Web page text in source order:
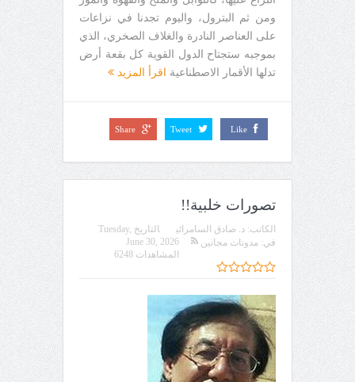
ومن ثم البترول، واليوم تجدنا في نزاعات
على العناصر النادرة والغلاف الصخري، الذي
بموجبه ستجتاح الدول القوية كل بقعة أرض
تدلها الأقمار الاصطناعية اقرأ المزيد
Like
Tweet
Share
تصورات خلبية!!
الكاتب: د. صادق السامرائي التاريخ Tuesday,
June 30, 2026
في: مدونات مجانين
المشاهدات 6248